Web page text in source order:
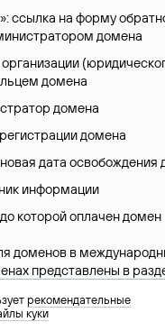
ссылка на форму
домена
домена
домена
домена
дата освобождения
информации
которой оплачен домен
доменов в
представлены в
Whois-сервиса
рекомендательные
куки